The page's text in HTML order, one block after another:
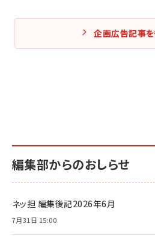
企画広告記事を
編集部からのおしらせ
ネッ担 編集後記2026年6月
7月31日 15:00